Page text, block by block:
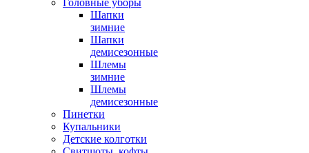
Головные уборы
Шапки
зимние
Шапки
демисезонные
Шлемы
зимние
Шлемы
демисезонные
Пинетки
Купальники
Детские колготки